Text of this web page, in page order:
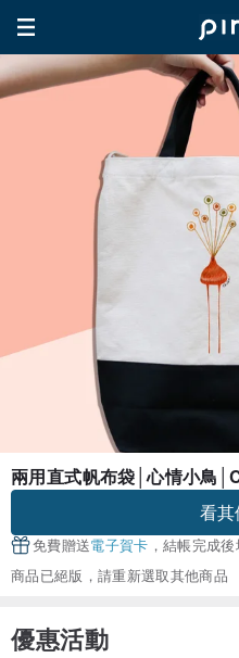
兩用直式帆布袋│心情小鳥
看其
免費贈送電子賀卡 ，結帳完成
商品已絕版，請重新選取其他商品
優惠活動